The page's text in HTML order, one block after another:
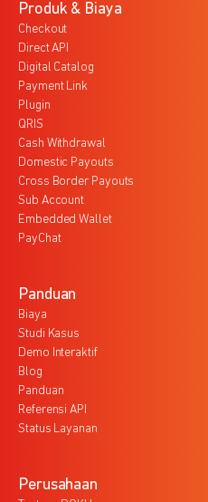
Produk & Biaya
Checkout
Direct API
Digital Catalog
Payment Link
Plugin
QRIS
Cash Withdrawal
Domestic Payouts
Cross Border Payouts
Sub Account
Embedded Wallet
PayChat
Panduan
Biaya
Studi Kasus
Demo Interaktif
Blog
Panduan
Referensi API
Status Layanan
Perusahaan